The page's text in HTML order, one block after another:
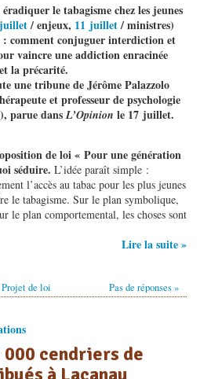
le tabagisme chez les jeunes
/ enjeux, 11 juillet/ ministres)
: comment conjuguer interdiction et
vaincre une addiction enracinée
la précarité.
une tribune de Jérôme Palazzolo
et professeur de psychologie
parue dansL’Opinion le 17 juillet.
de loi « Pour une génération
séduire. L’idée paraît simple :
l’accès au tabac pour les plus jeunes
le tabagisme. Sur le plan symbolique,
le plan comportemental, les choses sont
Lire la suite »
Pas de réponses »
Projet de loi
000 cendriers de
à Lacanau